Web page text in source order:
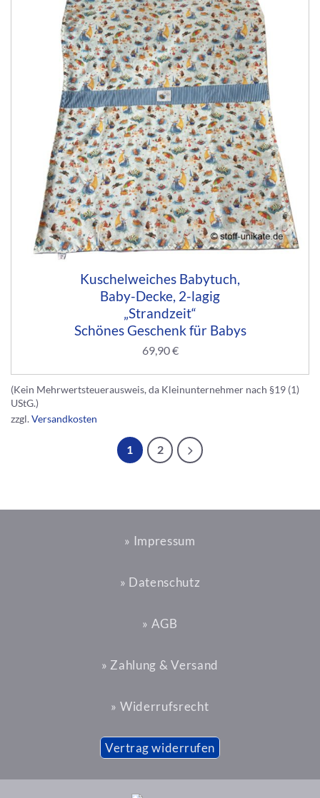
Kuschelweiches Babytuch,
Baby-Decke, 2-lagig
„Strandzeit“
Schönes Geschenk für Babys
69,90€
(Kein Mehrwertsteuerausweis, da Kleinunternehmer nach §19 (1)
UStG.)
zzgl.Versandkosten
1 2
» Impressum
» Datenschutz
» AGB
» Zahlung & Versand
» Widerrufsrecht
Vertrag widerrufen